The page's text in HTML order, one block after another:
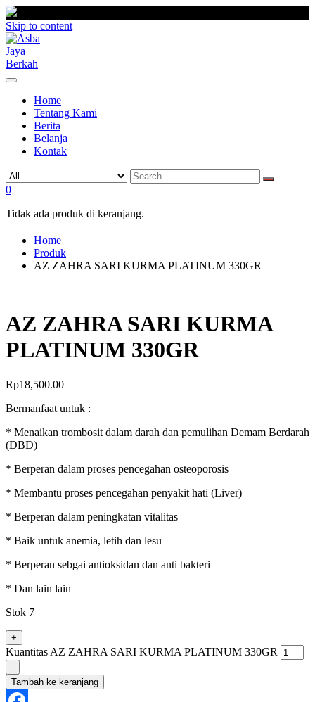
Skip to content
Home
Tentang Kami
Berita
Belanja
Kontak
0
Tidak ada produk di keranjang.
Home
Produk
AZ ZAHRA SARI KURMA PLATINUM 330GR
AZ ZAHRA SARI KURMA
PLATINUM 330GR
Rp18,500.00
Bermanfaat untuk :
* Menaikan trombosit dalam darah dan pemulihan Demam Berdarah
(DBD)
* Berperan dalam proses pencegahan osteoporosis
* Membantu proses pencegahan penyakit hati (Liver)
* Berperan dalam peningkatan vitalitas
* Baik untuk anemia, letih dan lesu
* Berperan sebgai antioksidan dan anti bakteri
* Dan lain lain
Stok 7
+
Kuantitas AZ ZAHRA SARI KURMA PLATINUM 330GR
-
Tambah ke keranjang